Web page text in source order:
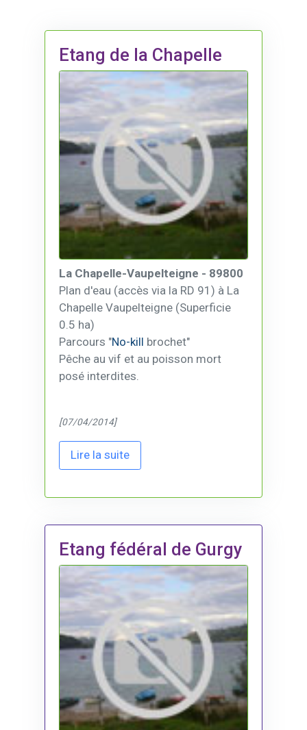
Etang de la Chapelle
La Chapelle-Vaupelteigne - 89800
Plan d'eau (accès via la RD 91) à La
Chapelle Vaupelteigne (Superficie
0.5 ha)
Parcours "No-kill brochet"
Pêche au vif et au poisson mort
posé interdites.
[07/04/2014]
Lire la suite
Etang fédéral de Gurgy